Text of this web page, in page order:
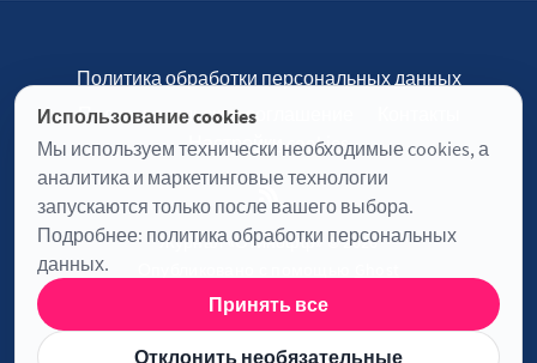
Использование cookies
Мы используем технически необходимые cookies, а
аналитика и маркетинговые технологии
запускаются только после вашего выбора.
Подробнее: политика обработки персональных
данных.
Принять все
Отклонить необязательные
Политика обработки персональных данных
Пользовательское соглашение
Настройки cookies
Журнал «Отинофф» © 2026
Информация о лицензии JavaScript